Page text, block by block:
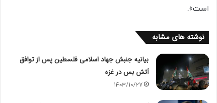
است».
نوشته های مشابه
بیانیه جنبش جهاد اسلامی فلسطین پس از توافق
آتش بس در غزه
1403/10/27